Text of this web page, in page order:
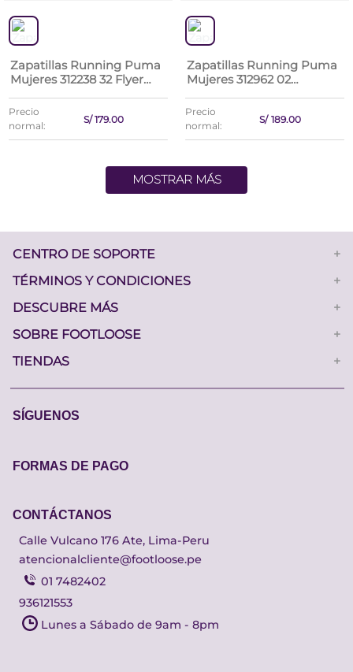
Zapatillas Running Puma
Mujeres 312238 32 Flyer
Precio
normal:
S/ 179.00
Zapatillas Running Puma
Mujeres 312962 02
Precio
normal:
S/ 189.00
MOSTRAR MÁS
CENTRO DE SOPORTE
+
TÉRMINOS Y CONDICIONES
+
DESCUBRE MÁS
+
SOBRE FOOTLOOSE
+
TIENDAS
+
SÍGUENOS
FORMAS DE PAGO
CONTÁCTANOS
Calle Vulcano 176 Ate, Lima-Peru
atencionalcliente@footloose.pe
01 7482402
936121553
Lunes a Sábado de 9am - 8pm